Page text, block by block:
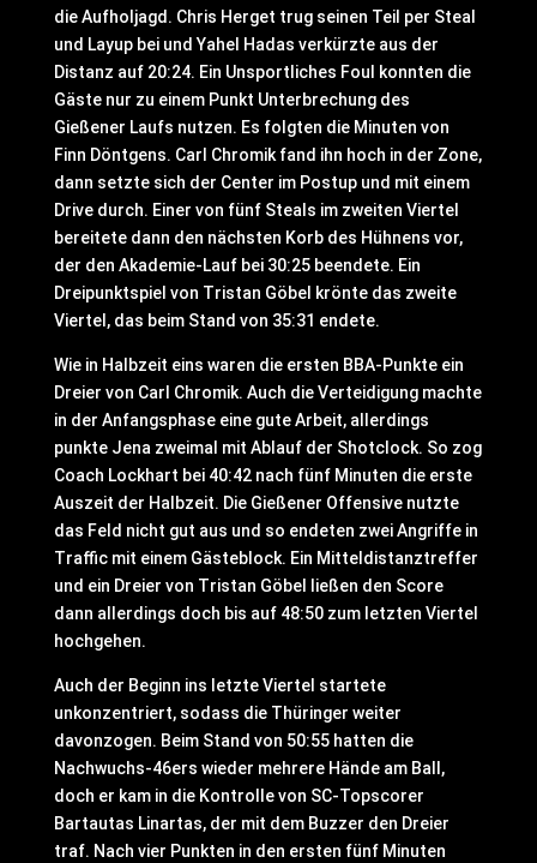
die Aufholjagd. Chris Herget trug seinen Teil per Steal
und Layup bei und Yahel Hadas verkürzte aus der
Distanz auf 20:24. Ein Unsportliches Foul konnten die
Gäste nur zu einem Punkt Unterbrechung des
Gießener Laufs nutzen. Es folgten die Minuten von
Finn Döntgens. Carl Chromik fand ihn hoch in der Zone,
dann setzte sich der Center im Postup und mit einem
Drive durch. Einer von fünf Steals im zweiten Viertel
bereitete dann den nächsten Korb des Hühnens vor,
der den Akademie-Lauf bei 30:25 beendete. Ein
Dreipunktspiel von Tristan Göbel krönte das zweite
Viertel, das beim Stand von 35:31 endete.
Wie in Halbzeit eins waren die ersten BBA-Punkte ein
Dreier von Carl Chromik. Auch die Verteidigung machte
in der Anfangsphase eine gute Arbeit, allerdings
punkte Jena zweimal mit Ablauf der Shotclock. So zog
Coach Lockhart bei 40:42 nach fünf Minuten die erste
Auszeit der Halbzeit. Die Gießener Offensive nutzte
das Feld nicht gut aus und so endeten zwei Angriffe in
Traffic mit einem Gästeblock. Ein Mitteldistanztreffer
und ein Dreier von Tristan Göbel ließen den Score
dann allerdings doch bis auf 48:50 zum letzten Viertel
hochgehen.
Auch der Beginn ins letzte Viertel startete
unkonzentriert, sodass die Thüringer weiter
davonzogen. Beim Stand von 50:55 hatten die
Nachwuchs-46ers wieder mehrere Hände am Ball,
doch er kam in die Kontrolle von SC-Topscorer
Bartautas Linartas, der mit dem Buzzer den Dreier
traf. Nach vier Punkten in den ersten fünf Minuten